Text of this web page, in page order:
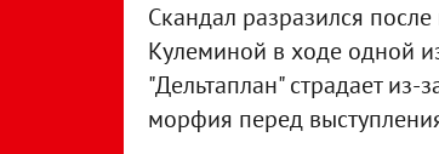
Скандал разразился
Кулеминой в ходе одной
"Дельтаплан" страдает
морфия перед